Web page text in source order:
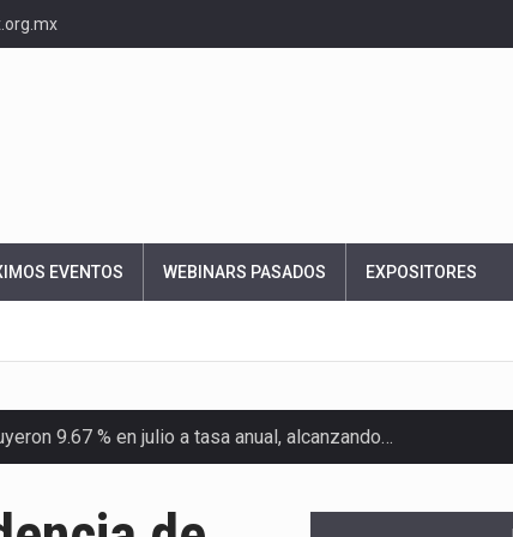
EVENTOS WEBINARS PASADOS EXPOSITORES
9.67 % en julio a tasa anual, alcanzando…